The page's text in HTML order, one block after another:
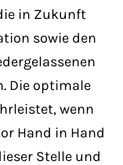
in Zukunft
sowie den
Die optimale
wenn
Hand in Hand
Stelle und